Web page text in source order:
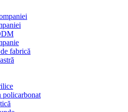
fabrică
policarbonat